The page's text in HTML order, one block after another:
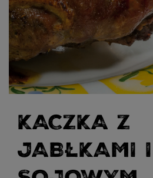
KACZKA Z
JABŁKAMI I